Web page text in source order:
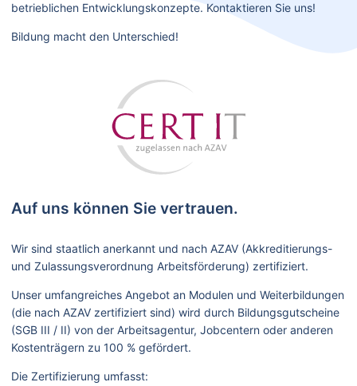
betrieblichen Entwicklungskonzepte. Kontaktieren Sie uns!
Bildung macht den Unterschied!
Auf uns können Sie vertrauen.
Wir sind staatlich anerkannt und nach AZAV (Akkreditierungs-
und Zulassungsverordnung Arbeitsförderung) zertifiziert.
Unser umfangreiches Angebot an Modulen und Weiterbildungen
(die nach AZAV zertifiziert sind) wird durch Bildungsgutscheine
(SGB III / II) von der Arbeitsagentur, Jobcentern oder anderen
Kostenträgern zu 100 % gefördert.
Die Zertifizierung umfasst: